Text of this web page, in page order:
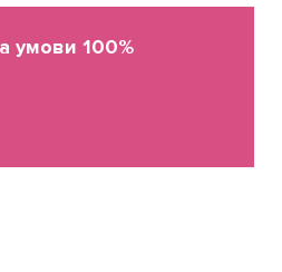
умови 100%